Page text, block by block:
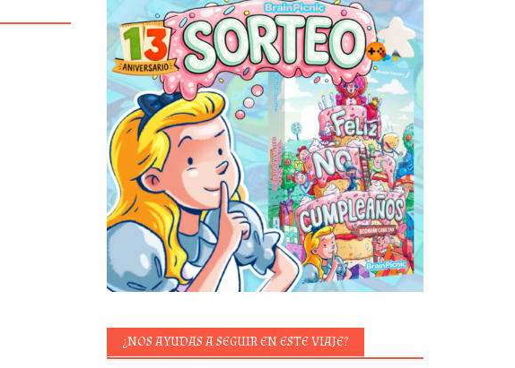
¿NOS AYUDAS A SEGUIR EN ESTE VIAJE?